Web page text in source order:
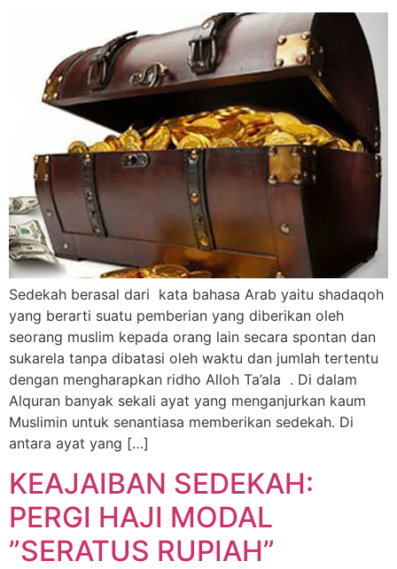
Sedekah berasal dari kata bahasa Arab yaitu shadaqoh
yang berarti suatu pemberian yang diberikan oleh
seorang muslim kepada orang lain secara spontan dan
sukarela tanpa dibatasi oleh waktu dan jumlah tertentu
dengan mengharapkan ridho Alloh Ta’ala . Di dalam
Alquran banyak sekali ayat yang menganjurkan kaum
Muslimin untuk senantiasa memberikan sedekah. Di
antara ayat yang […]
KEAJAIBAN SEDEKAH:
PERGI HAJI MODAL
”SERATUS RUPIAH”